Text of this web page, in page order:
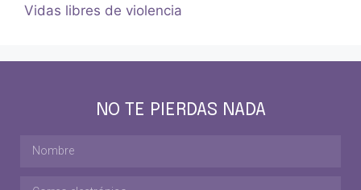
Vidas libres de violencia
NO TE PIERDAS NADA